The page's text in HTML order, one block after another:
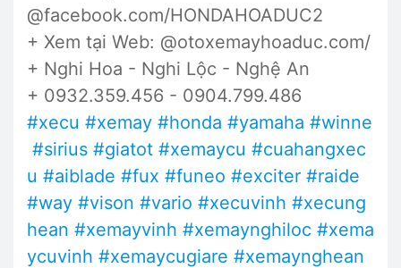
@facebook.com/HONDAHOADUC2
+ Xem tại Web: @otoxemayhoaduc.com/
+ Nghi Hoa - Nghi Lộc - Nghệ An
+ 0932.359.456 - 0904.799.486
#xecu #xemay #honda #yamaha #winne
#sirius #giatot #xemaycu #cuahangxec
u #aiblade #fux #funeo #exciter #raide
#way #vison #vario #xecuvinh #xecung
hean #xemayvinh #xemaynghiloc #xema
ycuvinh #xemaycugiare #xemaynghean